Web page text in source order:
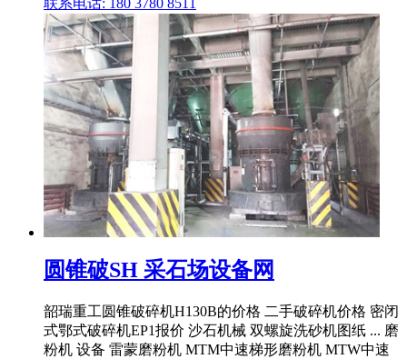
联系电话: 180 3780 8511
圆锥破SH 采石场设备网
韶瑞重工圆锥破碎机H130B的价格 二手破碎机价格 密闭
式鄂式破碎机EP1报价 沙石机械 双螺旋洗砂机图纸 ... 磨
粉机 设备 雷蒙磨粉机 MTM中速梯形磨粉机 MTW中速